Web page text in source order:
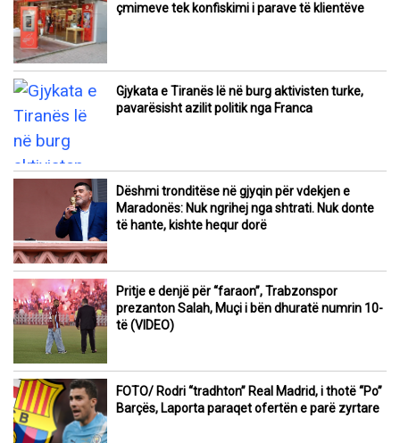
çmimeve tek konfiskimi i parave të klientëve
Gjykata e Tiranës lë në burg aktivisten turke,
pavarësisht azilit politik nga Franca
Dëshmi tronditëse në gjyqin për vdekjen e
Maradonës: Nuk ngrihej nga shtrati. Nuk donte
të hante, kishte hequr dorë
Pritje e denjë për “faraon”, Trabzonspor
prezanton Salah, Muçi i bën dhuratë numrin 10-
të (VIDEO)
FOTO/ Rodri “tradhton” Real Madrid, i thotë “Po”
Barçës, Laporta paraqet ofertën e parë zyrtare